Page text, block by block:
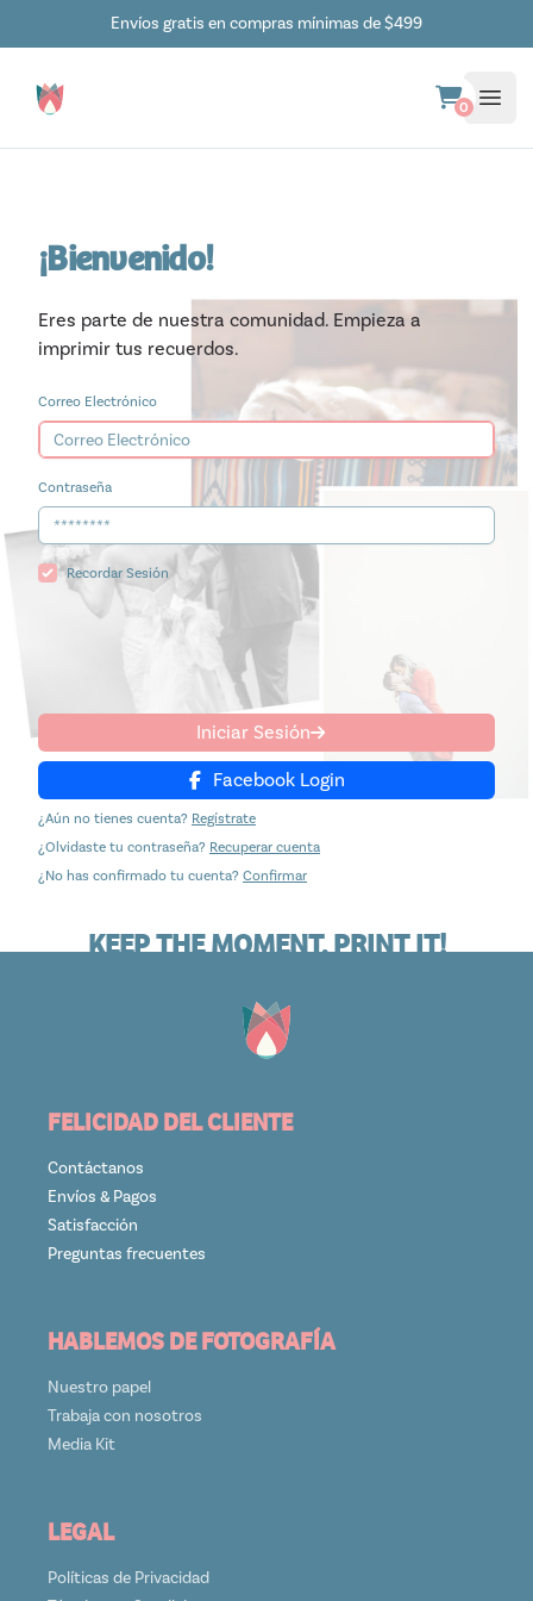
Envíos gratis en compras mínimas de $499
0
¡Bienvenido!
Eres parte de nuestra comunidad. Empieza a
imprimir tus recuerdos.
Correo Electrónico
Contraseña
Recordar Sesión
Iniciar Sesión
Facebook Login
¿Aún no tienes cuenta? Regístrate
¿Olvidaste tu contraseña? Recuperar cuenta
¿No has confirmado tu cuenta? Confirmar
KEEP THE MOMENT. PRINT IT!
FELICIDAD DEL CLIENTE
Contáctanos
Envíos & Pagos
Satisfacción
Preguntas frecuentes
HABLEMOS DE FOTOGRAFÍA
Nuestro papel
Trabaja con nosotros
Media Kit
LEGAL
Políticas de Privacidad